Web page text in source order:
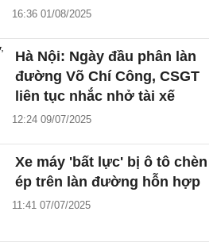
16:36 01/08/2025
Hà Nội: Ngày đầu phân làn
đường Võ Chí Công, CSGT
liên tục nhắc nhở tài xế
12:24 09/07/2025
Xe máy 'bất lực' bị ô tô chèn
ép trên làn đường hỗn hợp
11:41 07/07/2025